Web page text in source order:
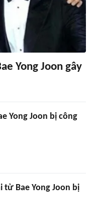
Yong Joon gây
Yong Joon bị công
tử Bae Yong Joon bị